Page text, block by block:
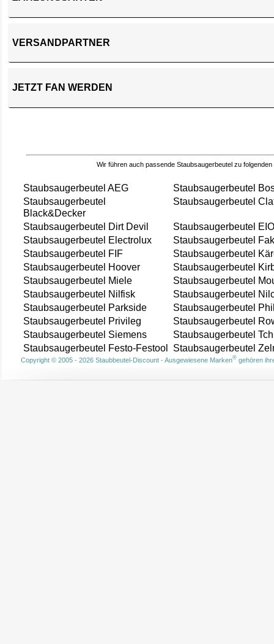
VERSANDPARTNER
JETZT FAN WERDEN
Wir führen auch passende Staubsaugerbeutel zu folgenden
Staubsaugerbeutel AEG
Staubsaugerbeutel
Staubsaugerbeutel
Black&Decker
Staubsaugerbeutel
Staubsaugerbeutel Dirt Devil
Staubsaugerbeutel
Staubsaugerbeutel Electrolux
Staubsaugerbeutel
Staubsaugerbeutel FIF
Staubsaugerbeutel
Staubsaugerbeutel Hoover
Staubsaugerbeutel
Staubsaugerbeutel Miele
Staubsaugerbeutel
Staubsaugerbeutel Nilfisk
Staubsaugerbeutel
Staubsaugerbeutel Parkside
Staubsaugerbeutel
Staubsaugerbeutel Privileg
Staubsaugerbeutel
Staubsaugerbeutel Siemens
Staubsaugerbeutel
Staubsaugerbeutel Festo-Festool
Staubsaugerbeutel
Copyright © 2005 - 2026 Staubbeutel-Discount - Ausgewiesene Marken®gehören